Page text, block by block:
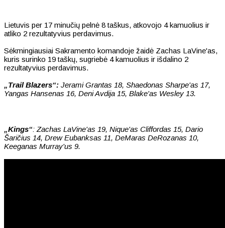
Lietuvis per 17 minučių pelnė 8 taškus, atkovojo 4 kamuolius ir
atliko 2 rezultatyvius perdavimus.
Sėkmingiausiai Sakramento komandoje žaidė Zachas LaVine'as,
kuris surinko 19 taškų, sugriebė 4 kamuolius ir išdalino 2
rezultatyvius perdavimus.
„Trail Blazers“: Jerami Grantas 18, Shaedonas Sharpe'as 17,
Yangas Hansenas 16, Deni Avdija 15, Blake'as Wesley 13.
„Kings“: Zachas LaVine'as 19, Nique'as Cliffordas 15, Dario
Šaričius 14, Drew Eubanksas 11, DeMaras DeRozanas 10,
Keeganas Murray'us 9.